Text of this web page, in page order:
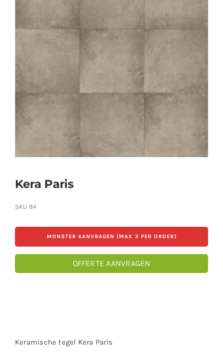
Siergrind
Producten
Contact
Offerte aanvragen
Kera Paris
SKU 84
MONSTER AANVRAGEN (MAX 3 PER ORDER)
OFFERTE AANVRAGEN
Keramische tegel Kera Paris